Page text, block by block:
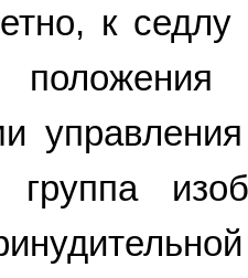
к
группа